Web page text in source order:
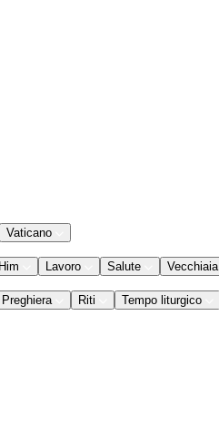
Vaticano
Lavoro Salute Vecchiaia
Preghiera Riti Tempo liturgico